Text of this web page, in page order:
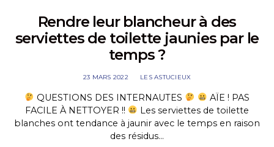
Rendre leur blancheur à des
serviettes de toilette jaunies par le
temps ?
23 MARS 2022 LES ASTUCIEUX
QUESTIONS DES INTERNAUTES
AÏE ! PAS
FACILE À NETTOYER !!
Les serviettes de toilette
blanches ont tendance à jaunir avec le temps en raison
des résidus…